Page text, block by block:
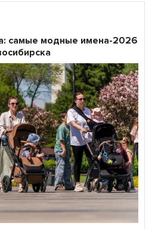
самые модные имена-2026